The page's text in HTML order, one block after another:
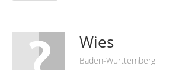
Wies
Baden-Württemberg